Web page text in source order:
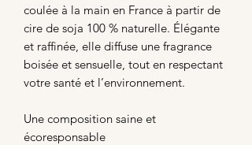
coulée à la main en France à partir de
cire de soja 100 % naturelle. Élégante
et raffinée, elle diffuse une fragrance
boisée et sensuelle, tout en respectant
votre santé et l’environnement.
Une composition saine et
écoresponsable